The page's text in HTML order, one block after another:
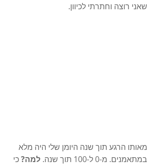
שאני רוצה וחתרתי לכיוון.
מאותו הרגע תוך שנה היומן שלי היה מלא
במתאמנים. מ-0 ל-100 תוך שנה.
למה? כי